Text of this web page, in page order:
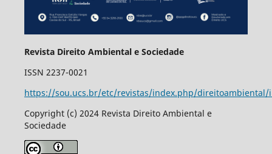
Revista Direito Ambiental e Sociedade
ISSN 2237-0021
https://sou.ucs.br/etc/revistas/index.php/direitoambiental/
Copyright (c) 2024 Revista Direito Ambiental e
Sociedade